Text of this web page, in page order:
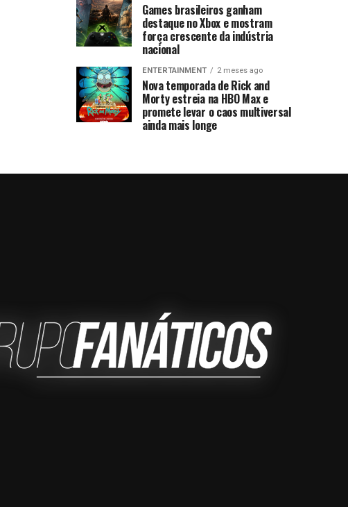
Games brasileiros ganham
destaque no Xbox e mostram
força crescente da indústria
nacional
ENTERTAINMENT 2 meses ago
Nova temporada de Rick and
Morty estreia na HBO Max e
promete levar o caos multiversal
ainda mais longe